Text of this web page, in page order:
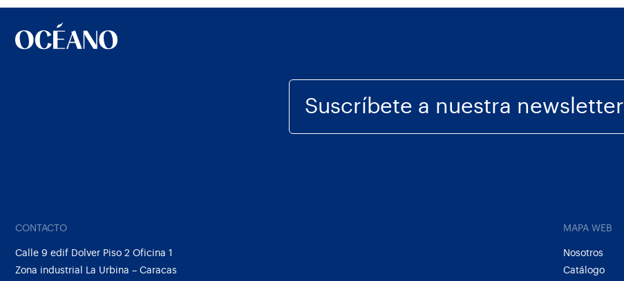
Suscríbete a nuestra newsletter
CONTACTO
Calle 9 edif Dolver Piso 2 Oficina 1
Zona industrial La Urbina – Caracas
MAPA WEB
Nosotros
Catálogo